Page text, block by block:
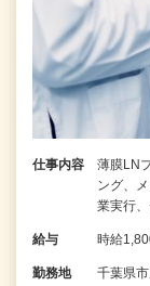
仕事内容
薄膜LN
ング、
業実行
給与 時給
勤務地 千葉県